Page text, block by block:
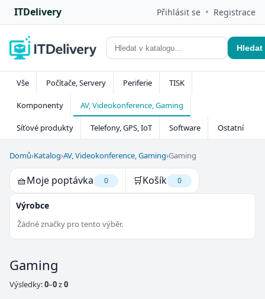
ITDelivery Přihlásit se • Registrace
Hledat
Vše Počítače, Servery Periferie TISK
Komponenty AV, Videokonference, Gaming
Síťové produkty Telefony, GPS, IoT Software Ostatní
Domů›Katalog›AV, Videokonference, Gaming›Gaming
🧺Moje poptávka 0 🛒Košík 0
Výrobce
Žádné značky pro tento výběr.
Gaming
Výsledky:0–0z0